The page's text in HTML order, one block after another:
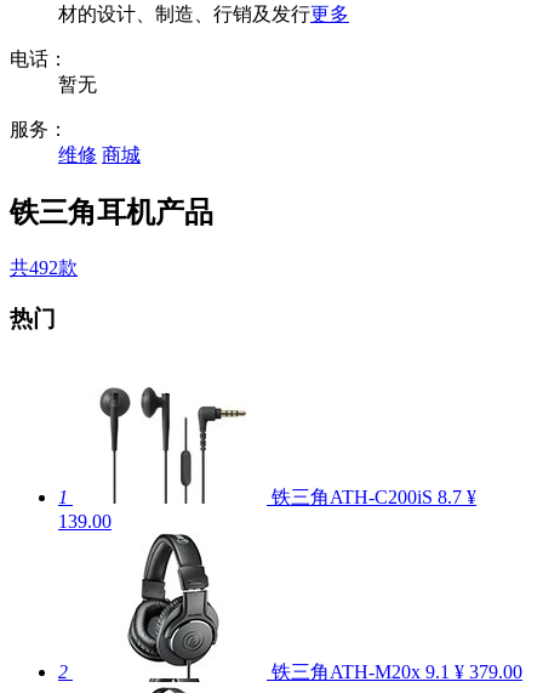
材的设计、制造、行销及发行更多
电话：
暂无
服务：
维修 商城
铁三角耳机产品
共492款
热门
1 铁三角ATH-C200iS 8.7 ¥
139.00
2 铁三角ATH-M20x 9.1 ¥ 379.00